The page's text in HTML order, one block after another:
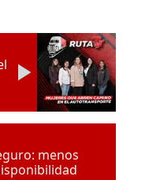
menos